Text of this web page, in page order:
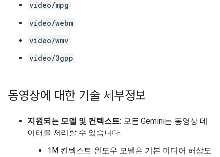
video/mpg
video/webm
video/wmv
video/3gpp
동영상에 대한 기술 세부정보
지원되는 모델 및 컨텍스트: 모든 Gemini는 동영상 데
이터를 처리할 수 있습니다.
1M 컨텍스트 윈도우 모델은 기본 미디어 해상도